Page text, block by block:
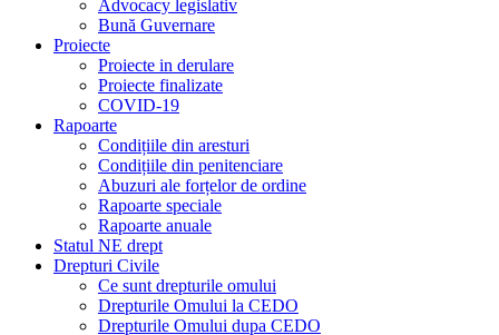
Advocacy legislativ
Bună Guvernare
Proiecte
Proiecte in derulare
Proiecte finalizate
COVID-19
Rapoarte
Condițiile din aresturi
Condițiile din penitenciare
Abuzuri ale forțelor de ordine
Rapoarte speciale
Rapoarte anuale
Statul NE drept
Drepturi Civile
Ce sunt drepturile omului
Drepturile Omului la CEDO
Drepturile Omului dupa CEDO